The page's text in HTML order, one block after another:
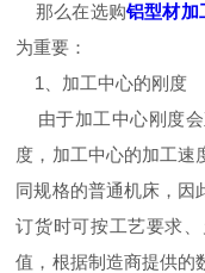
那么在选购铝型材加
为重要：
1、加工中心的刚度
由于加工中心刚度会
度，加工中心的加工速
同规格的普通机床，因
订货时可按工艺要求
值，根据制造商提供的